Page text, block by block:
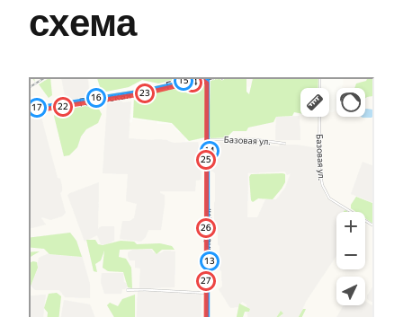
схема
Кострома
Яндекс Карты — транспорт, навигация, поиск мест